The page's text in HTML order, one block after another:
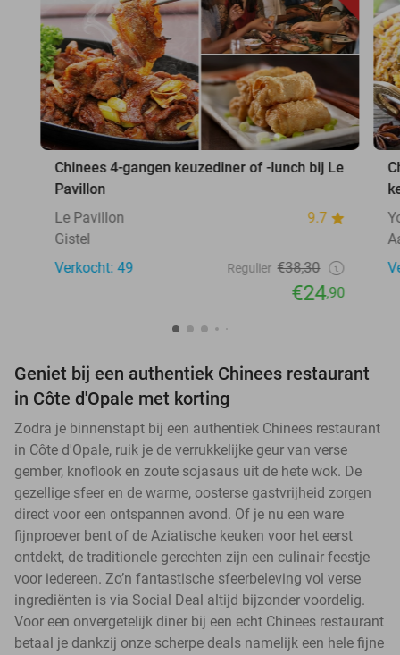
Chinees 4-gangen keuzediner of -lunch bij Le
Pavillon
Le Pavillon
9.7
Gistel
Verkocht: 49
Regulier €38,30
€24,90
Geniet bij een authentiek Chinees restaurant
in Côte d'Opale met korting
Zodra je binnenstapt bij een authentiek Chinees restaurant
in Côte d'Opale, ruik je de verrukkelijke geur van verse
gember, knoflook en zoute sojasaus uit de hete wok. De
gezellige sfeer en de warme, oosterse gastvrijheid zorgen
direct voor een ontspannen avond. Of je nu een ware
fijnproever bent of de Aziatische keuken voor het eerst
ontdekt, de traditionele gerechten zijn een culinair feestje
voor iedereen. Zo’n fantastische sfeerbeleving vol verse
ingrediënten is via Social Deal altijd bijzonder voordelig.
Voor een onvergetelijk diner bij een echt Chinees restaurant
betaal je dankzij onze scherpe deals namelijk een hele fijne